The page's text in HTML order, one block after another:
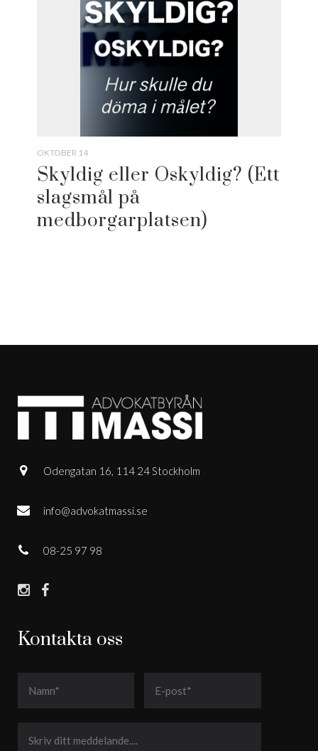
OKTOBER 14
Skyldig eller Oskyldig? (Ett
slagsmål på
medborgarplatsen)
Kontakta oss
Odengatan 16, 114 24 Stockholm
info@advokatmassi.se
08-25 97 98